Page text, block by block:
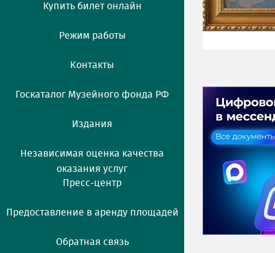
Купить билет онлайн
Режим работы
Контакты
Госкаталог Музейного фонда РФ
Издания
Независимая оценка качества
оказания услуг
Пресс-центр
Предоставление в аренду площадей
Обратная связь